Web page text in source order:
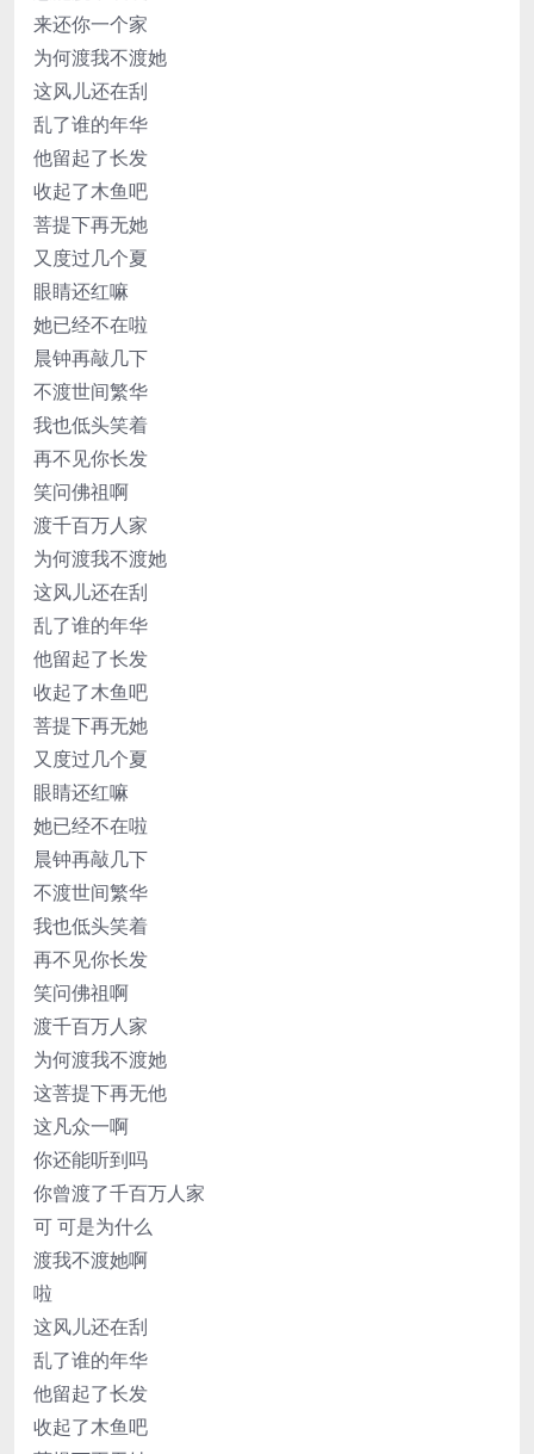
来还你一个家
为何渡我不渡她
这风儿还在刮
乱了谁的年华
他留起了长发
收起了木鱼吧
菩提下再无她
又度过几个夏
眼睛还红嘛
她已经不在啦
晨钟再敲几下
不渡世间繁华
我也低头笑着
再不见你长发
笑问佛祖啊
渡千百万人家
为何渡我不渡她
这风儿还在刮
乱了谁的年华
他留起了长发
收起了木鱼吧
菩提下再无她
又度过几个夏
眼睛还红嘛
她已经不在啦
晨钟再敲几下
不渡世间繁华
我也低头笑着
再不见你长发
笑问佛祖啊
渡千百万人家
为何渡我不渡她
这菩提下再无他
这凡众一啊
你还能听到吗
你曾渡了千百万人家
可 可是为什么
渡我不渡她啊
啦
这风儿还在刮
乱了谁的年华
他留起了长发
收起了木鱼吧